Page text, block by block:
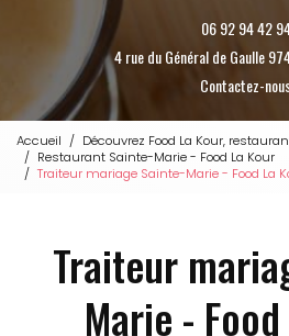
06 92 94 42
4 rue du Général de Gaulle
Contactez-
Accueil
Découvrez Food La Kour,
Restaurant Sainte-Marie - Food La Kour
Traiteur mariage Sainte-Marie - Food La
Traiteur
Marie -